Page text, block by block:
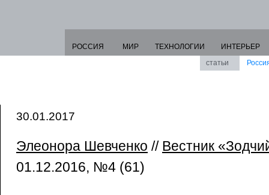
РОССИЯ МИР ТЕХНОЛОГИИ
ИНТЕРЬЕР
статьи
30.01.2017
Элеонора Шевченко // Вестник
01.12.2016, №4 (61)